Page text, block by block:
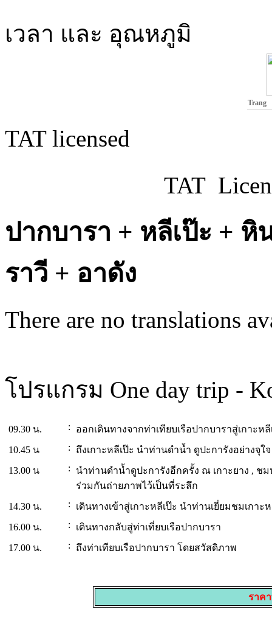
เวลา และ อุณหภูมิ
Trang
TAT licensed
TAT
ปากบารา + หลีเป๊ะ + หิ
ราวี + อาดัง
There are no translations
โปรแกรม One day trip -
09.30 น. :
ออกเดินทางจากท่าเทียบเรือปากบาราสู่เกาะห
10.45 น
:
ถึงเกาะหลีเป๊ะ นำท่านดำน้ำ ดูปะการังอย่างจุ
13.00 น
:
นำท่านดำน้ำดูปะการังอีกครั้ง ณ เกาะยาง , ช
ร่วมกันถ่ายภาพไว้เป็นที่ระลึก
14.30 น.
:
เดินทางเข้าสู่เกาะหลีเป๊ะ นำท่านเยี่ยมชมเกาะ
16.00 น.
:
เดินทางกลับสู่ท่าเที่ยบเรือปากบารา
17.00 น.
: ถึงท่าเทียบเรือปากบารา โดยสวัสดิภาพ
ราค